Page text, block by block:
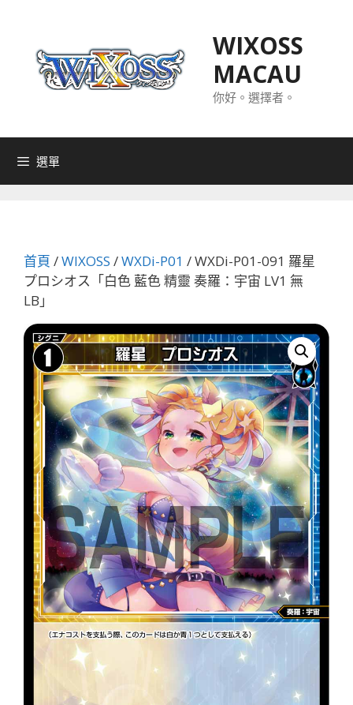
WIXOSS
MACAU
你好。選擇者。
選單
首頁 /WIXOSS /WXDi-P01 / WXDi-P01-091 羅星
プロシオス「白色 藍色 精靈 奏羅：宇宙 LV1 無
LB」